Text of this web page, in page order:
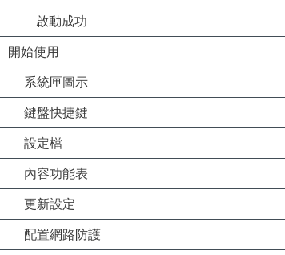
啟動成功
開始使用
系統匣圖示
鍵盤快捷鍵
設定檔
內容功能表
更新設定
配置網路防護